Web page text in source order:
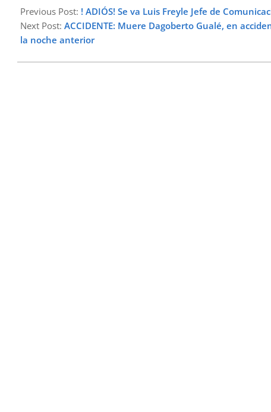
07-
17
Previous Post: ! ADIÓS! Se va Luis Freyle Jefe de
Next Post: ACCIDENTE: Muere Dagoberto Gualé, en
la noche anterior